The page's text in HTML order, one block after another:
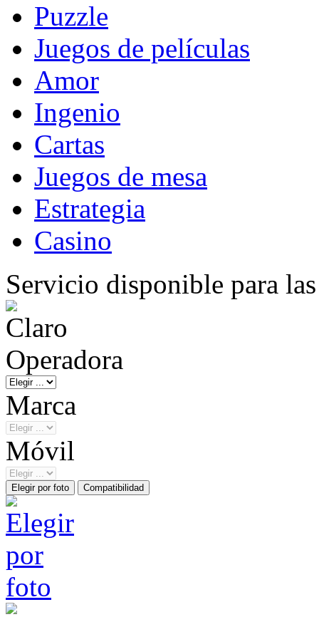
Puzzle
Juegos de películas
Amor
Ingenio
Cartas
Juegos de mesa
Estrategia
Casino
Servicio disponible para
Operadora
Marca
Móvil